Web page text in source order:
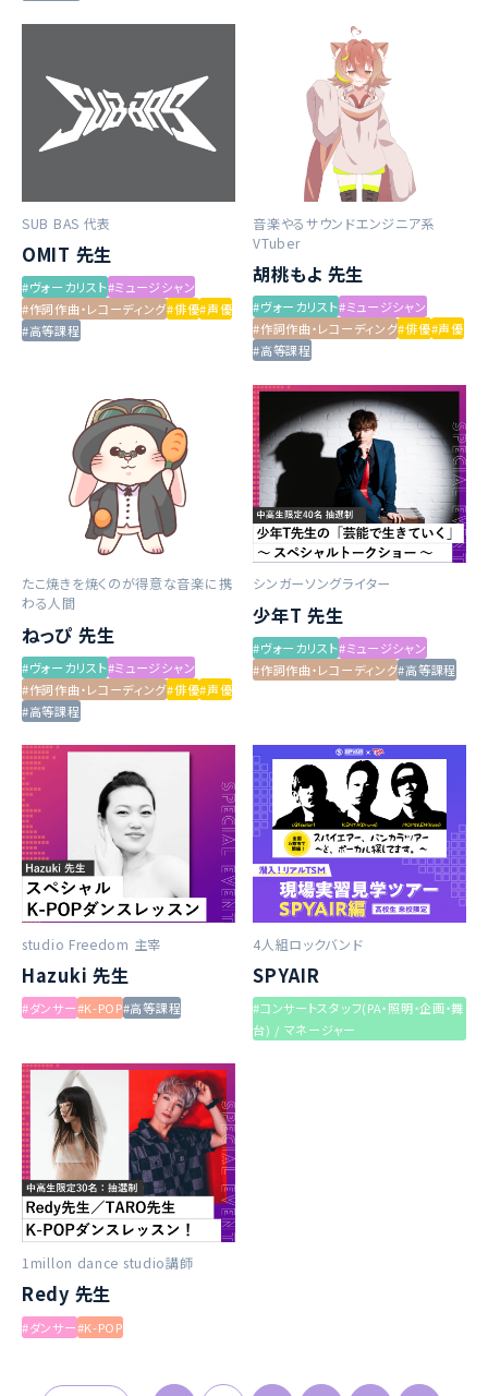
SUB BAS 代表
OMIT 先生
#ヴォーカリスト#ミュージシャン
#作詞作曲・レコーディング#俳優#声優
#高等課程
音楽やるサウンドエンジニア系
VTuber
胡桃もよ 先生
#ヴォーカリスト#ミュージシャン
#作詞作曲・レコーディング#俳優#声優
#高等課程
たこ焼きを焼くのが得意な音楽に携
わる人間
ねっぴ 先生
#ヴォーカリスト#ミュージシャン
#作詞作曲・レコーディング#俳優#声優
#高等課程
シンガーソングライター
少年T 先生
#ヴォーカリスト#ミュージシャン
#作詞作曲・レコーディング#高等課程
studio Freedom 主宰
Hazuki 先生
#ダンサー#K-POP#高等課程
4人組ロックバンド
SPYAIR
#コンサートスタッフ(PA・照明・企画・舞
台) / マネージャー
1millon dance studio講師
Redy 先生
#ダンサー#K-POP